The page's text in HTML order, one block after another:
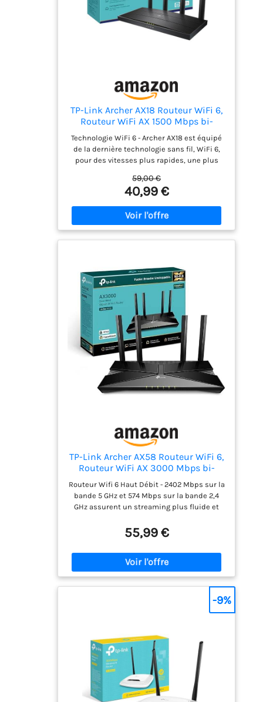
TP-Link Archer AX18 Routeur WiFi 6,
Routeur WiFi AX 1500 Mbps bi-
Bande, 4 Ports Gigabit, 4 antennes à
Haute Performance, WPA3, Contrôle
Parental, EasyMesh, Antivirus
intégré
Technologie WiFi 6 - Archer AX18 est équipé
de la dernière technologie sans fil, WiFi 6,
pour des vitesses plus rapides, une plus
congestion du réseau Débits 1,5 Gbit/s - le
routeur Archer AX18 atteint des vitesses
encore plus rapides jusqu'à 1,5 Gbit/s (1201
Mbps sur la bande 5 GHz et 300 Mbps sur la
bande 2,4 GHz) Connectez plus d'appareils -
la technologie WiFi 6 communique plus de
MIMO tout en réduisant simultanément le
décalage Couverture plus fiable - obtenez
une couverture WiFi plus solide et plus
fiable avec Archer AX18 car il concentre la
puissance du signal sur vos appareils à
l'aide de la technologie Beamforming et de
quatre antennes Augmentation de la durée
de vie de la batterie - la technologie Target
Wake Time réduit la consommation
d'énergie de vos appareils pour prolonger la
durée de vie de la batterie Configuration
facile - configurez votre routeur en quelques
prend en charge toutes les normes 802.11
précédentes et tous les appareils WiFi
59,00 €
40,99 €
TP-Link Archer AX58 Routeur WiFi 6,
Routeur WiFi AX 3000 Mbps bi-
Bande, 5 Ports Gigabit, 4 antennes à
Haute Performance, WPA3, Contrôle
Parental, EasyMesh, Antivirus
intégré
Routeur Wifi 6 Haut Débit - 2402 Mbps sur la
bande 5 GHz et 574 Mbps sur la bande 2,4
GHz assurent un streaming plus fluide et
Couverture Wifi Étendue - quatre antennes
externes à gain élevé et la technologie
Beamforming se combinent pour étendre un
WiFi puissant et fiable dans toute votre
maison Latence Ultra-faible - Profitez de la
fluidité du Gaming et du streaming vidéo
simultanément, l'OFDMA renforce votre WiFi
Simultanément - Les technologies OFDMA et
MU-MIMO augmentent la capacité de 4 fois
pour permettre la transmission simultanée
vers plus de périphériques Compatible avec
OneMesh - Supporte OneMesh pour créer
une couverture complète et fluide de toute
55,99 €
-9%